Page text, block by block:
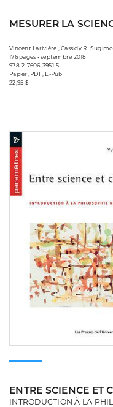
MESURER LA
Vincent Larivière , Cassidy R.
176 pages • septembre 2018
978-2-7606-3951-5
Papier, PDF, E-Pub
22,95 $
ENTRE SCIENCE ET
INTRODUCTION À LA